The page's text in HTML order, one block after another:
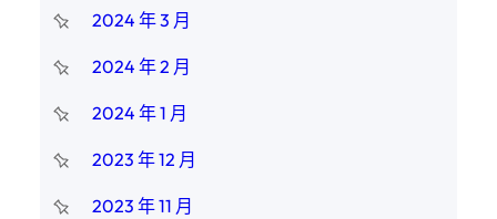
2024 年 3 月
2024 年 2 月
2024 年 1 月
2023 年 12 月
2023 年 11 月